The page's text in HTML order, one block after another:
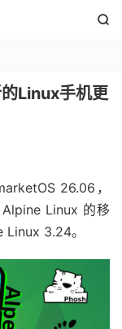

Linux手机更
26.06，
Linux 的移
Linux 3.24。